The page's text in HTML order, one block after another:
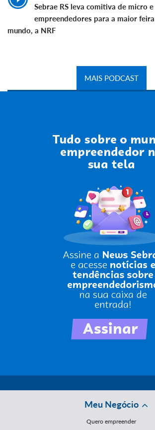
Sebrae RS leva comitiva de micro
empreendedores para a maior
mundo, a NRF
MAIS PODCAST
Meu Negócio
Quero empreender